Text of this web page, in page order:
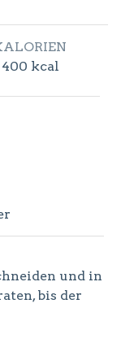
400 kcal
und in
bis der